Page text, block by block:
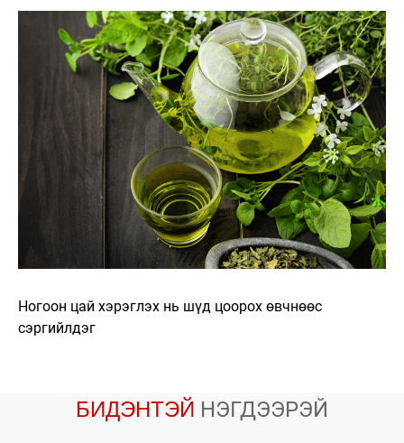
Ногоон цай хэрэглэх нь шүд цоорох өвчнөөс
сэргийлдэг
БИДЭНТЭЙ НЭГДЭЭРЭЙ